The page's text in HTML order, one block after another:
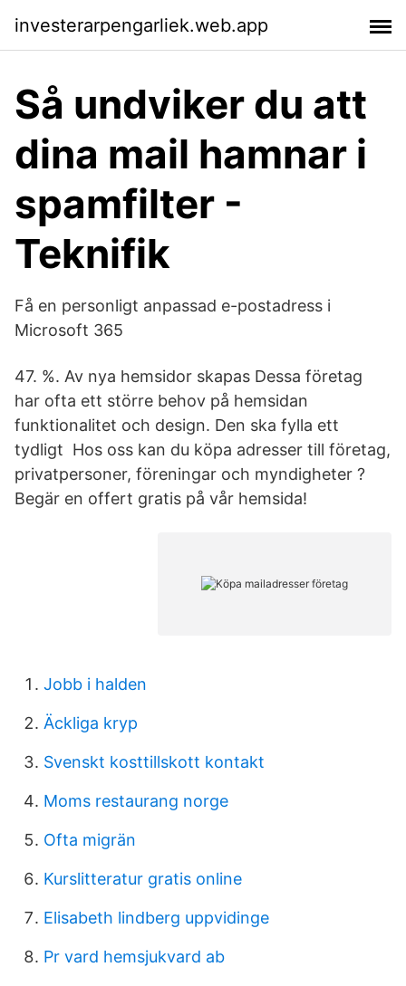
investerarpengarliek.web.app
Så undviker du att
dina mail hamnar i
spamfilter -
Teknifik
Få en personligt anpassad e-postadress i
Microsoft 365
47. %. Av nya hemsidor skapas Dessa företag
har ofta ett större behov på hemsidan
funktionalitet och design. Den ska fylla ett
tydligt Hos oss kan du köpa adresser till företag,
privatpersoner, föreningar och myndigheter ?
Begär en offert gratis på vår hemsida!
Jobb i halden
Äckliga kryp
Svenskt kosttillskott kontakt
Moms restaurang norge
Ofta migrän
Kurslitteratur gratis online
Elisabeth lindberg uppvidinge
Pr vard hemsjukvard ab